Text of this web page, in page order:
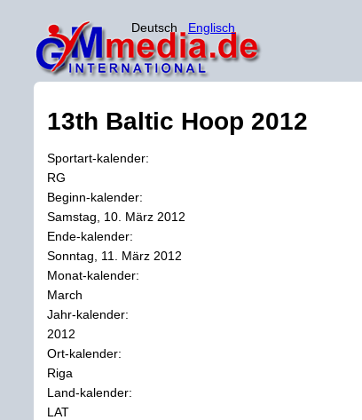
Deutsch Englisch
13th Baltic Hoop 2012
Sportart-kalender:
RG
Beginn-kalender:
Samstag, 10. März 2012
Ende-kalender:
Sonntag, 11. März 2012
Monat-kalender:
March
Jahr-kalender:
2012
Ort-kalender:
Riga
Land-kalender:
LAT